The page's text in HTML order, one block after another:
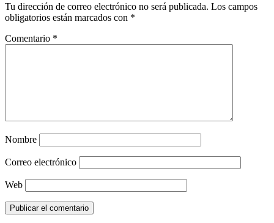
Tu dirección de correo electrónico no será publicada. Los campos
obligatorios están marcados con *
Comentario *
Nombre
Correo electrónico
Web